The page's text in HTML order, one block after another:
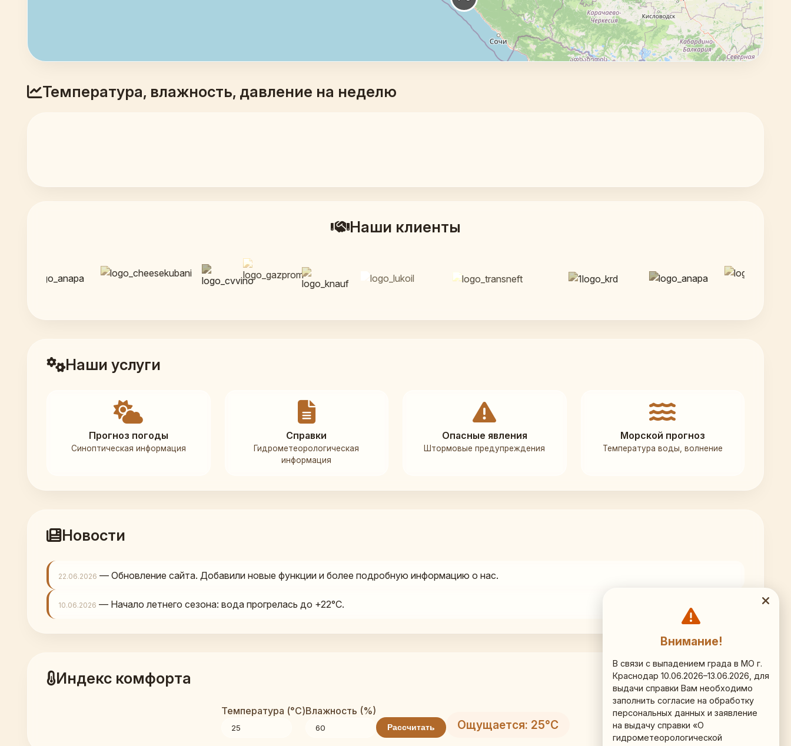
Температура, влажность, давление на неделю
Наши клиенты
Наши услуги
Прогноз погоды
Синоптическая информация
Справки
Гидрометеорологическая
информация
Опасные явления
Штормовые предупреждения
Морской прогноз
Температура воды, волнение
Новости
22.06.2026 — Обновление сайта. Добавили новые функции и более подробную информацию о нас.
10.06.2026 — Начало летнего сезона: вода прогрелась до +22°C.
Индекс комфорта
Температура (°C)Влажность (%)
Рассчитать Ощущается: 25°C
Внимание!
В связи с выпадением града в МО г.
Краснодар 10.06.2026–13.06.2026, для
выдачи справки Вам необходимо
заполнить согласие на обработку
персональных данных и заявление
на выдачу справки «О
гидрометеорологической